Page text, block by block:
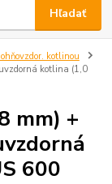
Hľadať
kotlinou
kotlina (1,0
mm) +
600